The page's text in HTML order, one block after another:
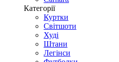
Категорії
Куртки
Світшоти
Худі
Штани
Легінси